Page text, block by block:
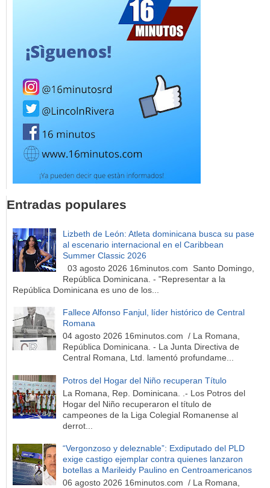
Entradas populares
Lizbeth de León: Atleta dominicana busca su pase
al escenario internacional en el Caribbean
Summer Classic 2026
03 agosto 2026 16minutos.com Santo Domingo,
República Dominicana. - "Representar a la
República Dominicana es uno de los...
Fallece Alfonso Fanjul, líder histórico de Central
Romana
04 agosto 2026 16minutos.com / La Romana,
República Dominicana. - La Junta Directiva de
Central Romana, Ltd. lamentó profundame...
Potros del Hogar del Niño recuperan Título
La Romana, Rep. Dominicana. .- Los Potros del
Hogar del Niño recuperaron el título de
campeones de la Liga Colegial Romanense al
derrot...
“Vergonzoso y deleznable”: Exdiputado del PLD
exige castigo ejemplar contra quienes lanzaron
botellas a Marileidy Paulino en Centroamericanos
06 agosto 2026 16minutos.com / La Romana,